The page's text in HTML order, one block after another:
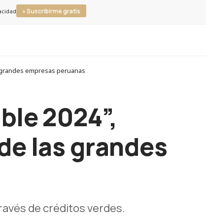
» Suscribirme gratis
empresas peruanas
2024”,
las grandes
de créditos verdes.